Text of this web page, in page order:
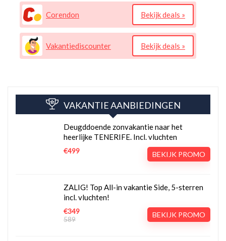
Corendon Bekijk deals »
Vakantiediscounter Bekijk deals »
VAKANTIE AANBIEDINGEN
Deugddoende zonvakantie naar het
heerlijke TENERIFE. Incl. vluchten
€499 BEKIJK PROMO
ZALIG! Top All-in vakantie Side, 5-sterren
incl. vluchten!
€349
589
BEKIJK PROMO